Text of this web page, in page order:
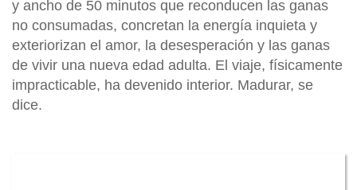
y ancho de 50 minutos que reconducen las ganas
no consumadas, concretan la energía inquieta y
exteriorizan el amor, la desesperación y las ganas
de vivir una nueva edad adulta. El viaje, físicamente
impracticable, ha devenido interior. Madurar, se
dice.